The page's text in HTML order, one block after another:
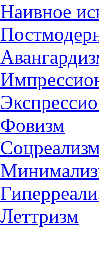
Наивное
Фовизм
Леттризм